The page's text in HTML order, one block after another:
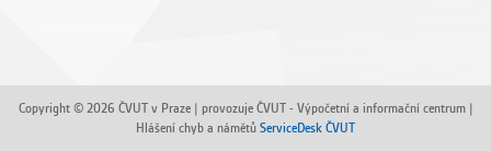
Copyright © 2026 ČVUT v Praze | provozuje ČVUT - Výpočetní a informační centrum |
Hlášení chyb a námětů ServiceDesk ČVUT